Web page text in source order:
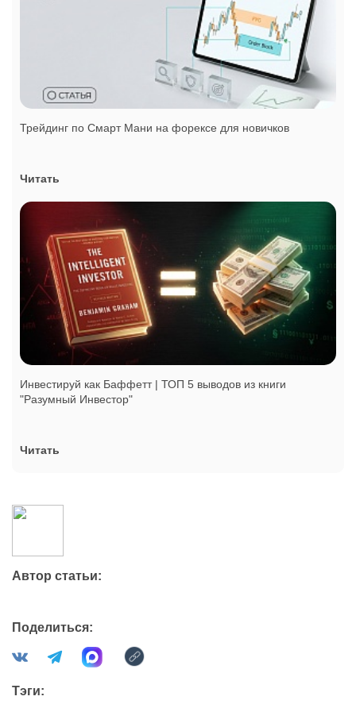
Трейдинг по Смарт Мани на форексе для новичков
Читать
Инвестируй как Баффетт | ТОП 5 выводов из книги
"Разумный Инвестор"
Читать
Автор статьи:
Поделиться:
Тэги: